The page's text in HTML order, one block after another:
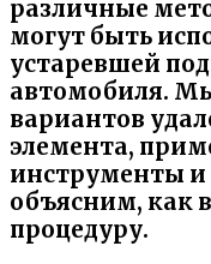
различные
могут быть
устаревшей
автомобиля.
вариантов
элемента,
инструменты
объясним, как
процедуру.